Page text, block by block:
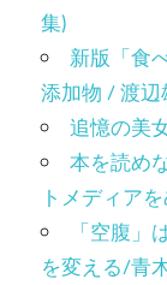
集)
新版「食
添加物 / 渡辺
追憶の美
本を読め
トメディア
「空腹
を変える/青